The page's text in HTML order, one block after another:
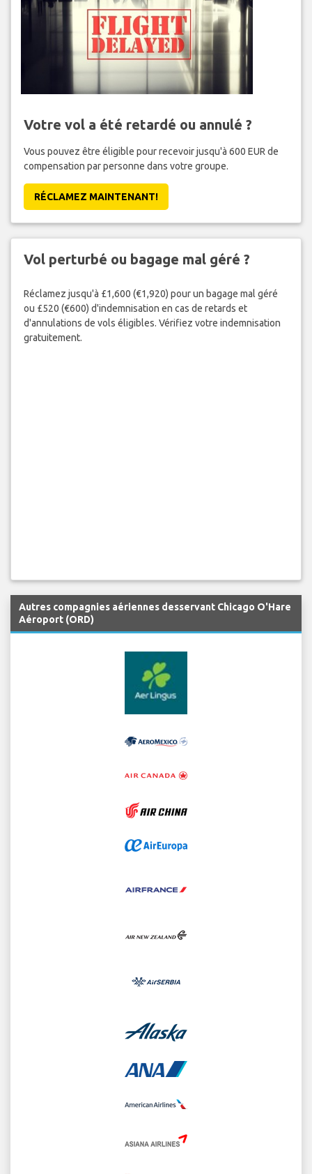
Votre vol a été retardé ou annulé ?
Vous pouvez être éligible pour recevoir jusqu'à 600 EUR de
compensation par personne dans votre groupe.
RÉCLAMEZ MAINTENANT!
Vol perturbé ou bagage mal géré ?
Réclamez jusqu'à £1,600 (€1,920) pour un bagage mal géré
ou £520 (€600) d'indemnisation en cas de retards et
d'annulations de vols éligibles. Vérifiez votre indemnisation
gratuitement.
Autres compagnies aériennes desservant Chicago O'Hare
Aéroport (ORD)